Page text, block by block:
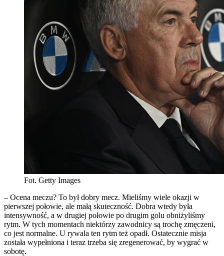
Fot. Getty Images
– Ocena meczu? To był dobry mecz. Mieliśmy wiele okazji w
pierwszej połowie, ale małą skuteczność. Dobra wtedy była
intensywność, a w drugiej połowie po drugim golu obniżyliśmy
rytm. W tych momentach niektórzy zawodnicy są trochę zmęczeni,
co jest normalne. U rywala ten rytm też opadł. Ostatecznie misja
została wypełniona i teraz trzeba się zregenerować, by wygrać w
sobotę.